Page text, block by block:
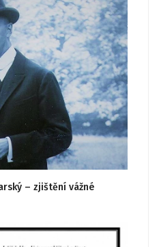
– zjištění vážné